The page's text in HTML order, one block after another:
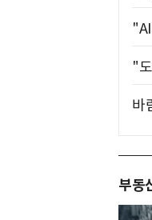
"
바
부동